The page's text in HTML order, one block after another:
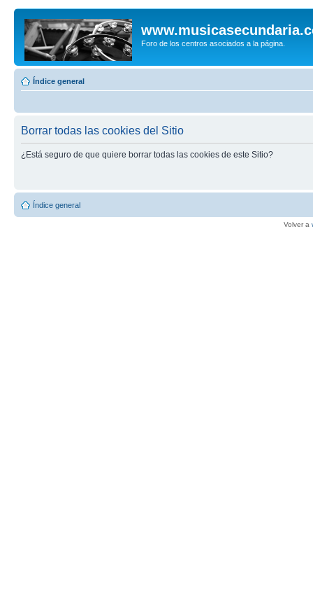
Foro de los centros asociados a la página.
Índice general
Borrar todas las cookies del Sitio
¿Está seguro de que quiere borrar todas las cookies de este Sitio?
Índice general
Volver a